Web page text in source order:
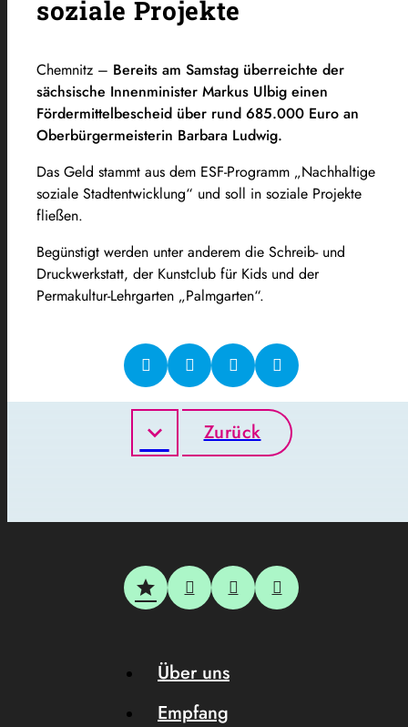
soziale Projekte
Chemnitz – Bereits am Samstag überreichte der
sächsische Innenminister Markus Ulbig einen
Fördermittelbescheid über rund 685.000 Euro an
Oberbürgermeisterin Barbara Ludwig.
Das Geld stammt aus dem ESF-Programm „Nachhaltige
soziale Stadtentwicklung“ und soll in soziale Projekte
fließen.
Begünstigt werden unter anderem die Schreib- und
Druckwerkstatt, der Kunstclub für Kids und der
Permakultur-Lehrgarten „Palmgarten“.
Zurück
Über uns
Empfang